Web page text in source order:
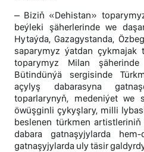
– Biziň «Dehistan»
beýleki şäherlerinde we
Hytaýda, Gazagystanda,
saparymyz ýatdan çykmajak
toparymyz Milan şäherinde
Bütindünýä sergisinde
açylyş dabarasyna
toparlarynyň, medeniýet we
öwüşginli çykyşlary, milli
beslenen türkmen
dabara gatnaşyjylarda
gatnaşyjylarda uly täsir